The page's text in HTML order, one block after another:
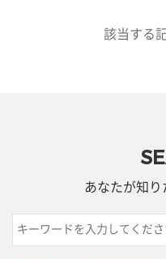
該当する
あなたが知